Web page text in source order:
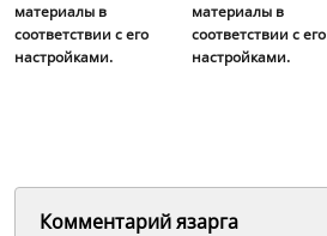
материалы в
соответствии с его
настройками.
материалы в
соответствии с его
настройками.
Комментарий язарга